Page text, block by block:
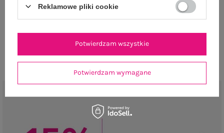
Zapisz się do naszego newslettera i otrzymaj 15% zniżki na
ZAPISZ SIĘ
Reklamowe pliki cookie
Potwierdzam wymagane
Potwierdzam wszystkie